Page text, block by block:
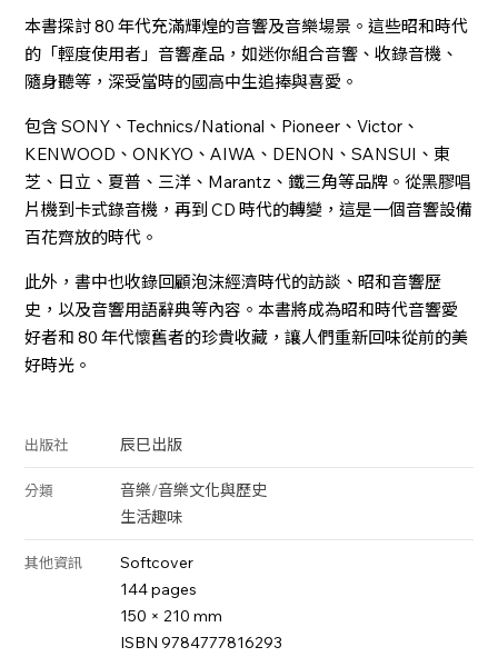
本書探討 80 年代充滿輝煌的音響及音樂場景。這些昭和時代
的「輕度使用者」音響產品，如迷你組合音響、收錄音機、
隨身聽等，深受當時的國高中生追捧與喜愛。
包含 SONY、Technics/National、Pioneer、Victor、
KENWOOD、ONKYO、AIWA、DENON、SANSUI、東
芝、日立、夏普、三洋、Marantz、鐵三角等品牌。從黑膠唱
片機到卡式錄音機，再到 CD 時代的轉變，這是一個音響設備
百花齊放的時代。
此外，書中也收錄回顧泡沫經濟時代的訪談、昭和音響歷
史，以及音響用語辭典等內容。本書將成為昭和時代音響愛
好者和 80 年代懷舊者的珍貴收藏，讓人們重新回味從前的美
好時光。
出版社 辰巳出版
分類 音樂/音樂文化與歷史
生活趣味
其他資訊
Softcover
144 pages
150 × 210 mm
ISBN 9784777816293